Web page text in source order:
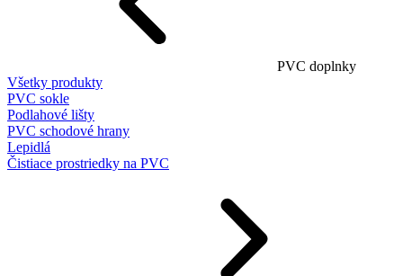
PVC doplnky
Všetky produkty
PVC sokle
Podlahové lišty
PVC schodové hrany
Lepidlá
Čistiace prostriedky na PVC